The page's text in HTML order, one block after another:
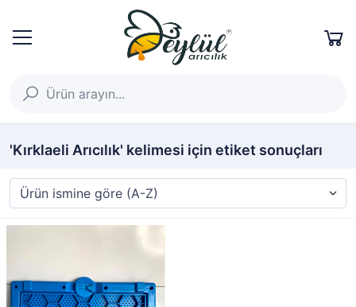
'Kırklaeli Arıcılık' kelimesi için etiket sonuçları